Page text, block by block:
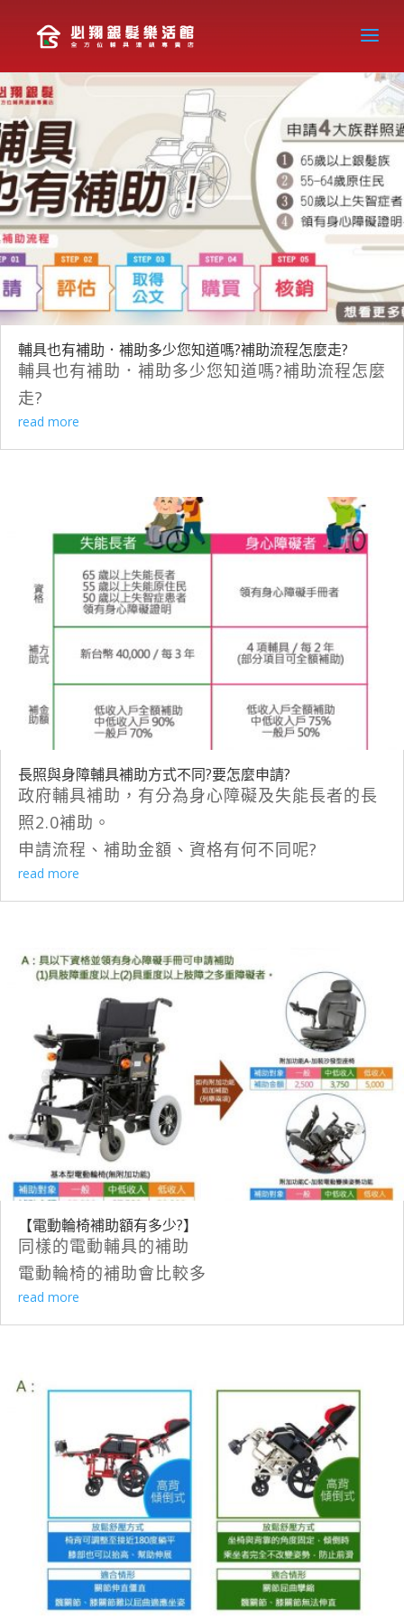
輔具也有補助．補助多少您知道嗎?補助流程怎麼走?
輔具也有補助．補助多少您知道嗎?補助流程怎麼
走?
read more
長照與身障輔具補助方式不同?要怎麼申請?
政府輔具補助，有分為身心障礙及失能長者的長
照2.0補助。
申請流程、補助金額、資格有何不同呢?
read more
【電動輪椅補助額有多少?】
同樣的電動輔具的補助
電動輪椅的補助會比較多
read more